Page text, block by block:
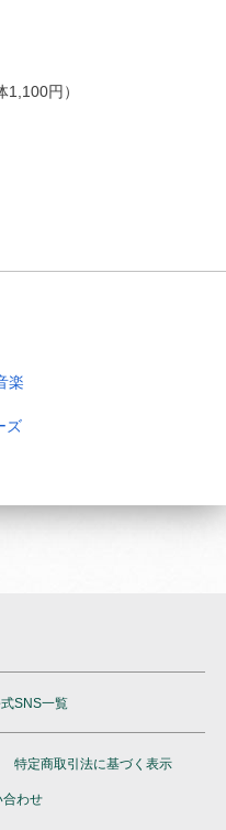
1,100円）
楽
ズ
SNS一覧
特定商取引法に基づく表示
合わせ